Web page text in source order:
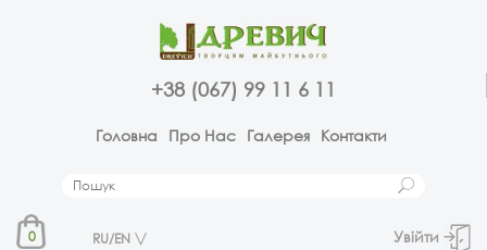
+38 (067) 99 11 6 11
Головна Про Нас Галерея Контакти
0 RU/EN Увійти